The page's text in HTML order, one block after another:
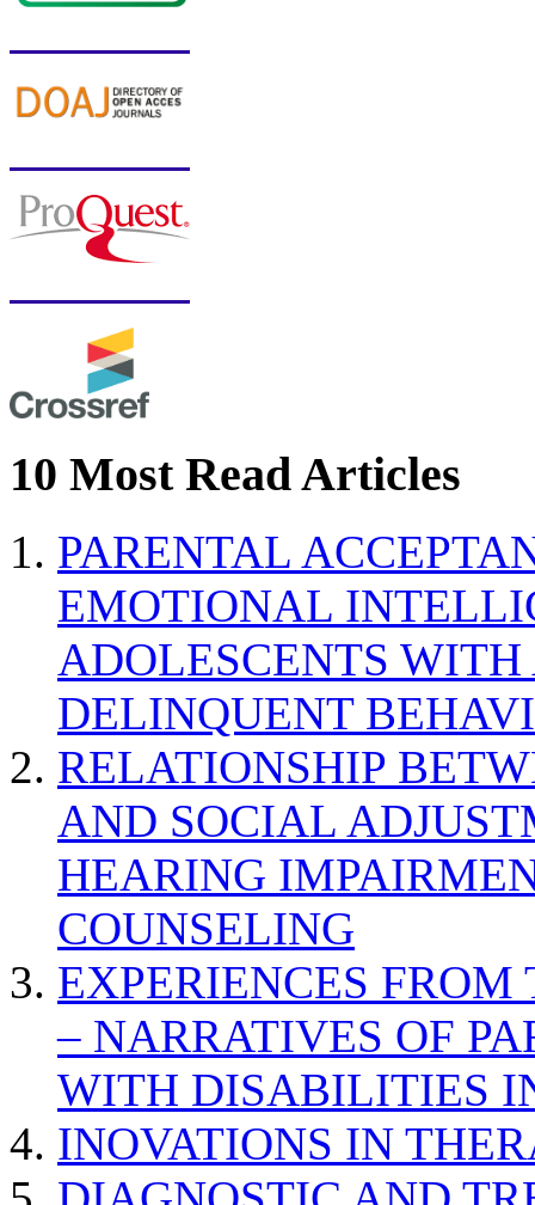
10 Most Read Articles
PARENTAL
EMOTIONAL
ADOLESCENTS
DELINQUENT
RELATIONSHIP
AND SOCIAL
HEARING
COUNSELING
EXPERIENCES
– NARRATIVES OF
WITH DISABILITIES
INOVATIONS IN